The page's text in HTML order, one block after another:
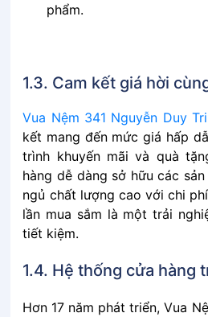
phẩm.
1.3. Cam kết giá hời
Vua Nệm 341 Nguyễn Duy
kết mang đến mức giá hấp
trình khuyến mãi và quà
hàng dễ dàng sở hữu các
ngủ chất lượng cao với chi
lần mua sắm là một trải
tiết kiệm.
1.4. Hệ thống cửa hàng
Hơn 17 năm phát triển, Vua